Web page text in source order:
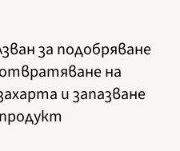
за подобряване
на
и запазване